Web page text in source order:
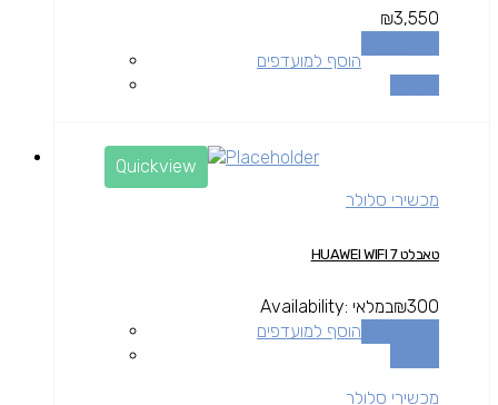
₪3,550
הוסף למועדפים
Quickview
מכשירי סלולר
טאבלט HUAWEI WIFI 7
₪300
Availability: במלאי
הוסף למועדפים
מכשירי סלולר